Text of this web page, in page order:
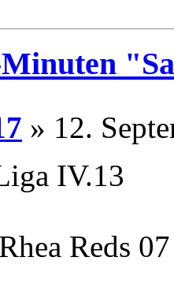
» 12.
IV.13
Reds